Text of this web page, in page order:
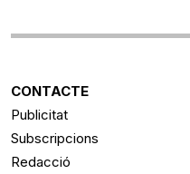
CONTACTE
Publicitat
Subscripcions
Redacció